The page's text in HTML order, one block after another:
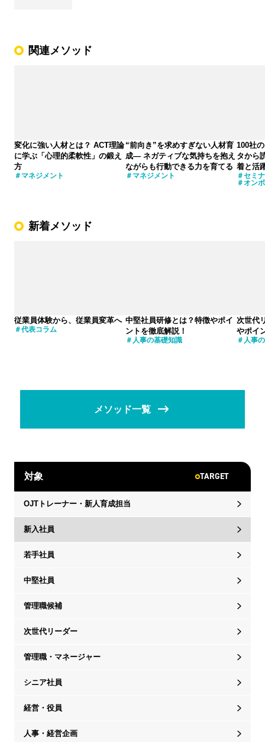
関連メソッド
変化に強い人材とは？ ACT理論
に学ぶ「心理的柔軟性」の鍛え
方
マネジメント
“前向き”を求めすぎない人材育
成― ネガティブな気持ちを抱え
ながらも行動できる力を育てる
マネジメント
100社
タから
着と活
セミ
オン
新着メソッド
従業員体験から、従業員変革へ
代表コラム
中堅社員研修とは？特徴やポイ
ントを徹底解説！
人事の基礎知識
次世代
やポイ
人事
メソッド一覧
対象 TARGET
OJTトレーナー・新人育成担当
新入社員
若手社員
中堅社員
管理職候補
次世代リーダー
管理職・マネージャー
シニア社員
経営・役員
人事・経営企画